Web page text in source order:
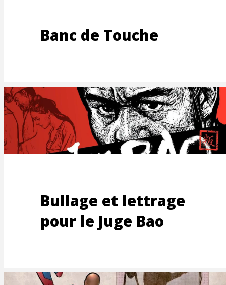
Banc de Touche
Bullage et lettrage
pour le Juge Bao